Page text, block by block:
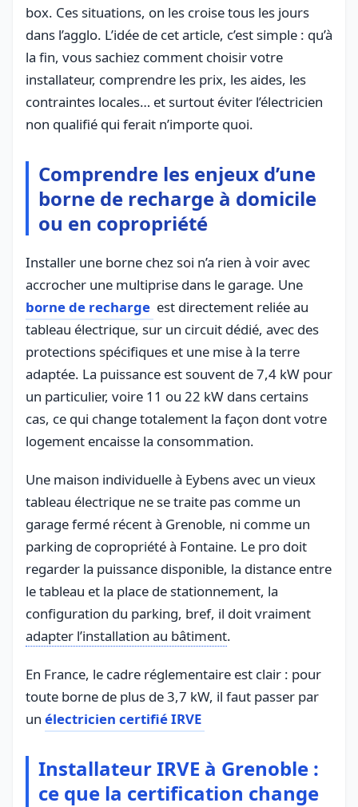
box. Ces situations, on les croise tous les jours
dans l’agglo. L’idée de cet article, c’est simple : qu’à
la fin, vous sachiez comment choisir votre
installateur, comprendre les prix, les aides, les
contraintes locales… et surtout éviter l’électricien
non qualifié qui ferait n’importe quoi.
Comprendre les enjeux d’une
borne de recharge à domicile
ou en copropriété
Installer une borne chez soi n’a rien à voir avec
accrocher une multiprise dans le garage. Une
borne de recharge est directement reliée au
tableau électrique, sur un circuit dédié, avec des
protections spécifiques et une mise à la terre
adaptée. La puissance est souvent de 7,4 kW pour
un particulier, voire 11 ou 22 kW dans certains
cas, ce qui change totalement la façon dont votre
logement encaisse la consommation.
Une maison individuelle à Eybens avec un vieux
tableau électrique ne se traite pas comme un
garage fermé récent à Grenoble, ni comme un
parking de copropriété à Fontaine. Le pro doit
regarder la puissance disponible, la distance entre
le tableau et la place de stationnement, la
configuration du parking, bref, il doit vraiment
adapter l’installation au bâtiment.
En France, le cadre réglementaire est clair : pour
toute borne de plus de 3,7 kW, il faut passer par
un électricien certifié IRVE
Installateur IRVE à Grenoble :
ce que la certification change